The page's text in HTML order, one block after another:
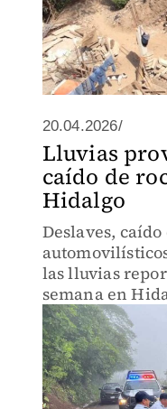
20.04.2026/
Lluvias
caído de
Hidalgo
Deslaves,
las lluvias
semana en